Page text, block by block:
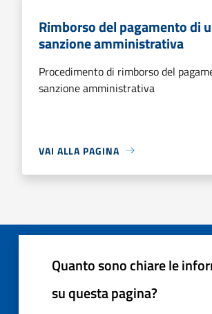
Rimborso del pagamento di
sanzione amministrativa
Procedimento di rimborso del
sanzione amministrativa
VAI ALLA PAGINA
Quanto sono chiare le
su questa pagina?